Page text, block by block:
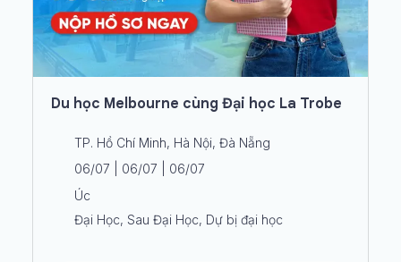
Du học Melbourne cùng Đại học La Trobe
TP. Hồ Chí Minh, Hà Nội, Đà Nẵng
06/07 | 06/07 | 06/07
Úc
Đại Học, Sau Đại Học, Dự bị đại học